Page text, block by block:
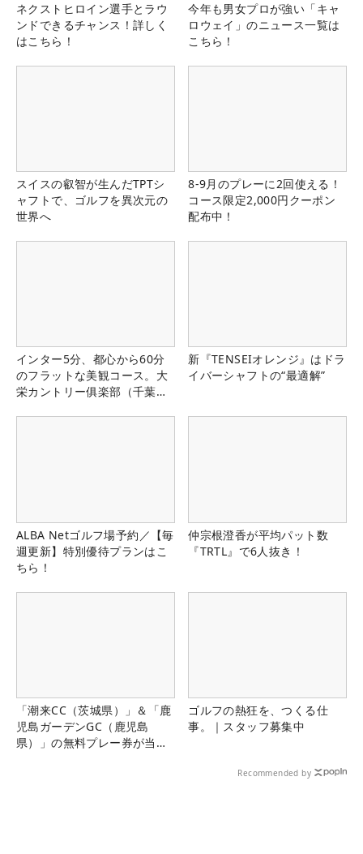
ネクストヒロイン選手とラウ
ンドできるチャンス！詳しく
はこちら！
今年も男女プロが強い「キャ
ロウェイ」のニュース一覧は
こちら！
スイスの叡智が生んだTPTシ
ャフトで、ゴルフを異次元の
世界へ
8-9月のプレーに2回使える！
コース限定2,000円クーポン
配布中！
インター5分、都心から60分
のフラットな美観コース。大
栄カントリー俱楽部（千葉
新『TENSEIオレンジ』はドラ
イバーシャフトの“最適解”
ALBA Netゴルフ場予約／【毎
週更新】特別優待プランはこ
ちら！
仲宗根澄香が平均パット数
『TRTL』で6人抜き！
「潮来CC（茨城県）」＆「鹿
児島ガーデンGC（鹿児島
県）」の無料プレー券が当た
ゴルフの熱狂を、つくる仕
事。｜スタッフ募集中
Recommended by